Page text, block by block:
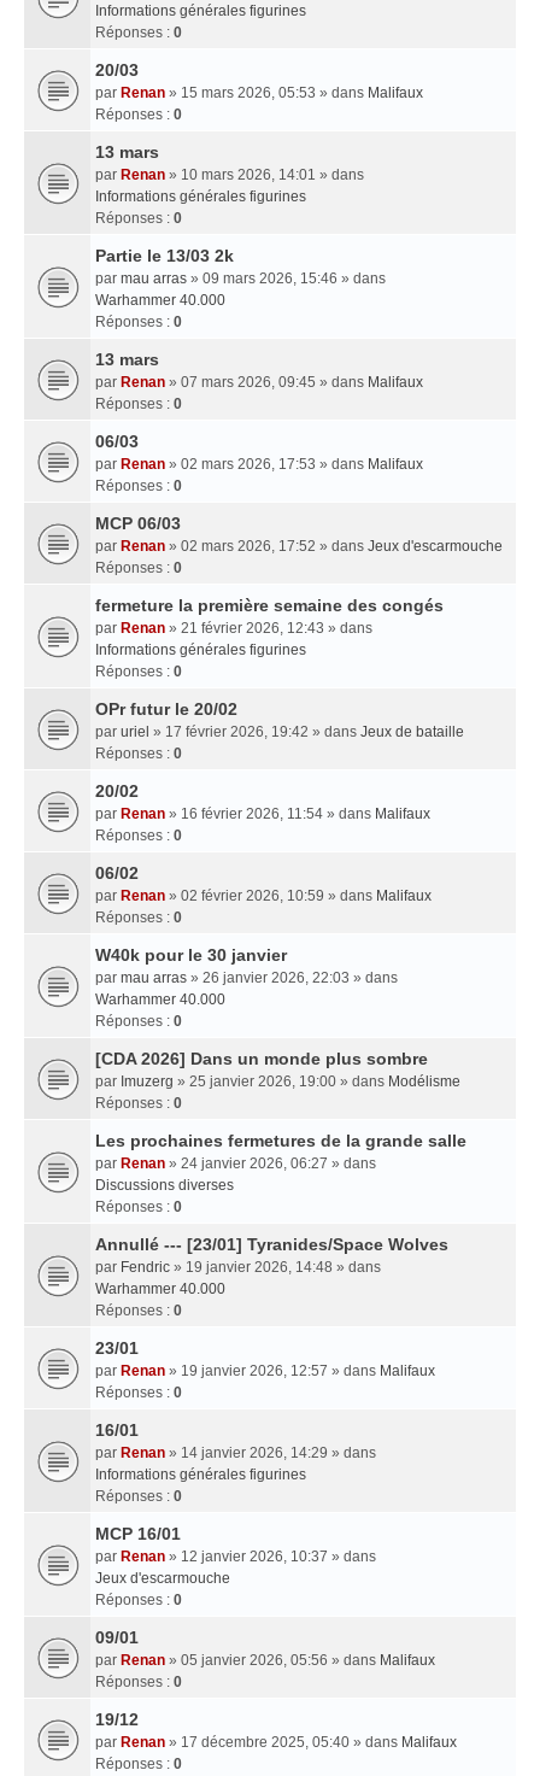
Informations générales figurines
Réponses : 0
20/03
par Renan » 15 mars 2026, 05:53 » dans Malifaux
Réponses : 0
13 mars
par Renan » 10 mars 2026, 14:01 » dans
Informations générales figurines
Réponses : 0
Partie le 13/03 2k
par mau arras » 09 mars 2026, 15:46 » dans
Warhammer 40.000
Réponses : 0
13 mars
par Renan » 07 mars 2026, 09:45 » dans Malifaux
Réponses : 0
06/03
par Renan » 02 mars 2026, 17:53 » dans Malifaux
Réponses : 0
MCP 06/03
par Renan » 02 mars 2026, 17:52 » dans Jeux d'escarmouche
Réponses : 0
fermeture la première semaine des congés
par Renan » 21 février 2026, 12:43 » dans
Informations générales figurines
Réponses : 0
OPr futur le 20/02
par uriel » 17 février 2026, 19:42 » dans Jeux de bataille
Réponses : 0
20/02
par Renan » 16 février 2026, 11:54 » dans Malifaux
Réponses : 0
06/02
par Renan » 02 février 2026, 10:59 » dans Malifaux
Réponses : 0
W40k pour le 30 janvier
par mau arras » 26 janvier 2026, 22:03 » dans
Warhammer 40.000
Réponses : 0
[CDA 2026] Dans un monde plus sombre
par Imuzerg » 25 janvier 2026, 19:00 » dans Modélisme
Réponses : 0
Les prochaines fermetures de la grande salle
par Renan » 24 janvier 2026, 06:27 » dans
Discussions diverses
Réponses : 0
Annullé --- [23/01] Tyranides/Space Wolves
par Fendric » 19 janvier 2026, 14:48 » dans
Warhammer 40.000
Réponses : 0
23/01
par Renan » 19 janvier 2026, 12:57 » dans Malifaux
Réponses : 0
16/01
par Renan » 14 janvier 2026, 14:29 » dans
Informations générales figurines
Réponses : 0
MCP 16/01
par Renan » 12 janvier 2026, 10:37 » dans
Jeux d'escarmouche
Réponses : 0
09/01
par Renan » 05 janvier 2026, 05:56 » dans Malifaux
Réponses : 0
19/12
par Renan » 17 décembre 2025, 05:40 » dans Malifaux
Réponses : 0